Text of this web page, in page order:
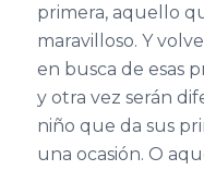
primera, aquello
maravilloso. Y
en busca de esas
y otra vez serán
niño que da sus
una ocasión. O